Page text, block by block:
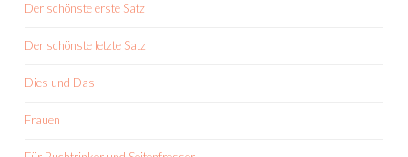
Der schönste erste Satz
Der schönste letzte Satz
Dies und Das
Frauen